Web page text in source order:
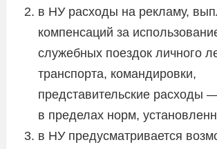
в НУ расходы на рекламу,
компенсаций за
служебных поездок личного
транспорта, командировки,
представительские расходы
в пределах норм,
в НУ предусматривается